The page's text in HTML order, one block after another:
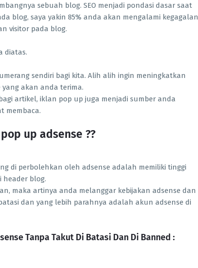
sebuah blog. SEO menjadi pondasi dasar saat
blog, saya yakin 85% anda akan mengalami kegagalan
visitor pada blog.
diatas.
sendiri bagi kita. Alih alih ingin meningkatkan
akan anda terima.
artikel, iklan pop up juga menjadi sumber anda
membaca.
up adsense ??
di perbolehkan oleh adsense adalah memiliki tinggi
header blog.
maka artinya anda melanggar kebijakan adsense dan
dan yang lebih parahnya adalah akun adsense di
Tanpa Takut Di Batasi Dan Di Banned :